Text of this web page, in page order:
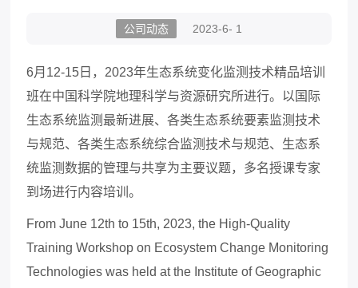
公司动态 2023-6- 1
6月 12-15 日， 2023年生态系统变化监测技术精品培训
班在中国科学院地理科学与资源研究所进行。以国际
生态系统监测最新进展、各类生态系统要素监测技术
与规范、各类生态系统综合监测技术与规范、生态系
统监测数据的管理与共享为主要议题，多名授课专家
到场进行内容培训。
From June 12th to 15th, 2023, the High-Quality
Training Workshop on Ecosystem Change Monitoring
Technologies was held at the Institute of Geographic